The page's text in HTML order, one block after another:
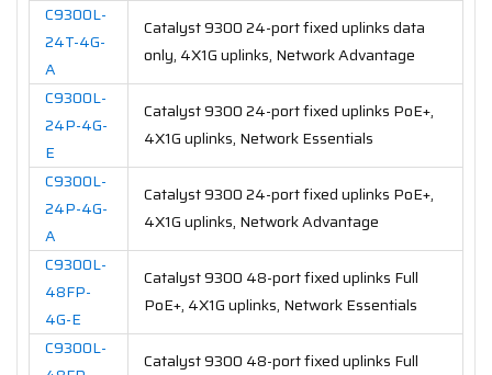
C9300L-
24T-4G-
A
Catalyst 9300 24-port fixed uplinks data
only, 4X1G uplinks, Network Advantage
C9300L-
24P-4G-
E
Catalyst 9300 24-port fixed uplinks PoE+,
4X1G uplinks, Network Essentials
C9300L-
24P-4G-
A
Catalyst 9300 24-port fixed uplinks PoE+,
4X1G uplinks, Network Advantage
C9300L-
48FP-
4G-E
Catalyst 9300 48-port fixed uplinks Full
PoE+, 4X1G uplinks, Network Essentials
C9300L-
Catalyst 9300 48-port fixed uplinks Full